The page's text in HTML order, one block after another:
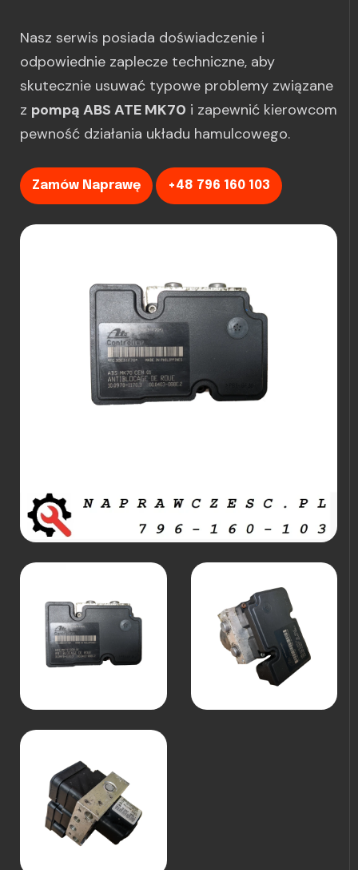
Nasz serwis posiada doświadczenie i
odpowiednie zaplecze techniczne, aby
skutecznie usuwać typowe problemy związane
z pompą ABS ATE MK70 i zapewnić kierowcom
pewność działania układu hamulcowego.
Zamów Naprawę +48 796 160 103